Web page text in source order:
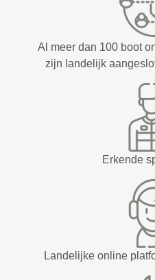
Al meer dan 100 boot
zijn landelijk
Erkende
Landelijke online